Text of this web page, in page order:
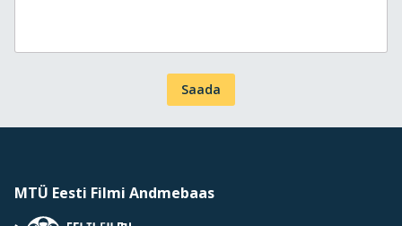
Saada
MTÜ Eesti Filmi Andmebaas